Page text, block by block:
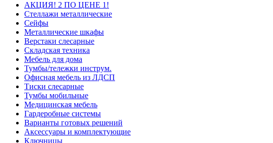
АКЦИЯ! 2 ПО ЦЕНЕ 1!
Стеллажи металлические
Сейфы
Металлические шкафы
Верстаки слесарные
Складская техника
Мебель для дома
Тумбы/тележки инструм.
Офисная мебель из ЛДСП
Тиски слесарные
Тумбы мобильные
Медицинская мебель
Гардеробные системы
Варианты готовых решений
Аксессуары и комплектующие
Ключницы